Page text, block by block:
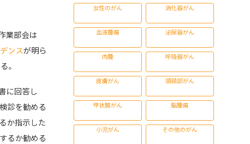
業部会は
ンスが明ら
。
に回答し
診を勧める
か指示した
るか勧める
女性のがん 消化器がん
血液腫瘍 泌尿器がん
肉腫 呼吸器がん
皮膚がん 頭頸部がん
甲状腺がん 脳腫瘍
小児がん その他のがん